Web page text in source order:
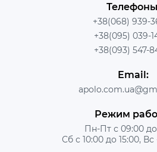
+38(068) 939-
+38(095) 039-
+38(093) 547-
Email:
Режим
Пн-Пт с 09:00 до
Сб с 10:00 до 15:00,